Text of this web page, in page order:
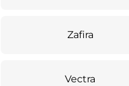
Zafira
Vectra